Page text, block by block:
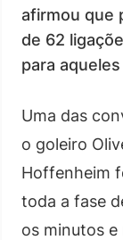
afirmou que
de 62
para
Uma das
o goleiro
Hoffenheim
toda a fase
os minutos